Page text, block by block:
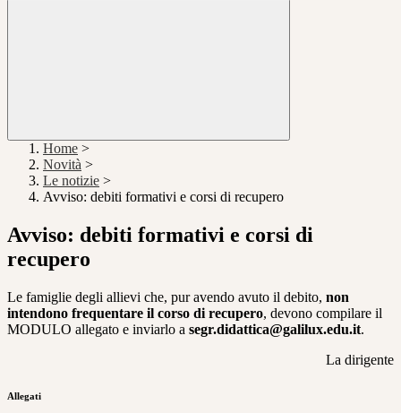
Home >
Novità >
Le notizie >
Avviso: debiti formativi e corsi di recupero
Avviso: debiti formativi e corsi di
recupero
Le famiglie degli allievi che, pur avendo avuto il debito, non
intendono frequentare il corso di recupero, devono compilare il
MODULO allegato e inviarlo a segr.didattica@galilux.edu.it.
La dirigente
Allegati